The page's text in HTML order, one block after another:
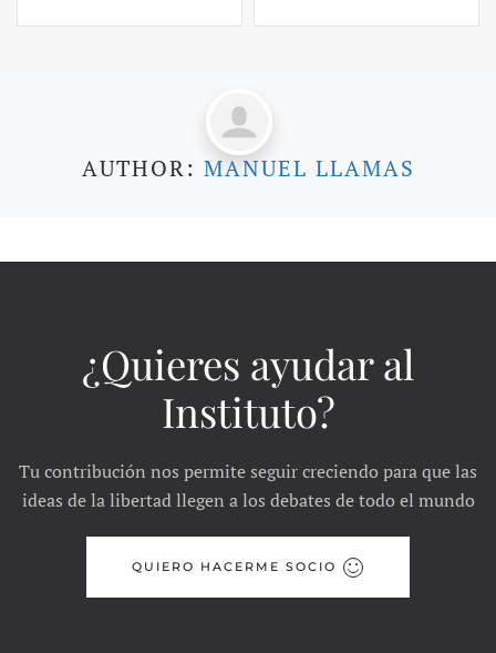
AUTHOR: MANUEL LLAMAS
¿Quieres ayudar al
Instituto?
Tu contribución nos permite seguir creciendo para que las
ideas de la libertad llegen a los debates de todo el mundo
QUIERO HACERME SOCIO